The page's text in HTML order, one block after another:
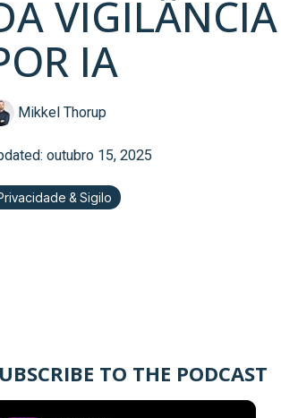
VIGILÂNCIA
IA
Mikkel Thorup
outubro 15, 2025
& Sigilo
TO THE PODCAST